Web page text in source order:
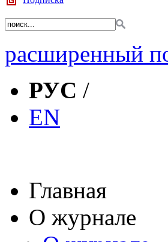
расширенный
РУС /
EN
Главная
О журнале